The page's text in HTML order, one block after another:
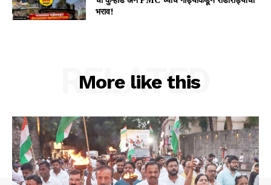
भराव!
More like this
RELATED